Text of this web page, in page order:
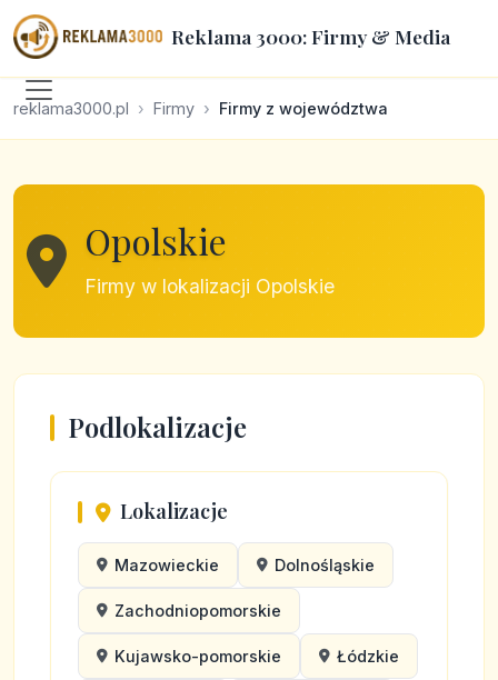
Reklama 3000: Firmy & Media
reklama3000.pl Firmy Firmy z województwa
Opolskie
Firmy w lokalizacji Opolskie
Podlokalizacje
Lokalizacje
Mazowieckie Dolnośląskie
Zachodniopomorskie
Kujawsko-pomorskie Łódzkie